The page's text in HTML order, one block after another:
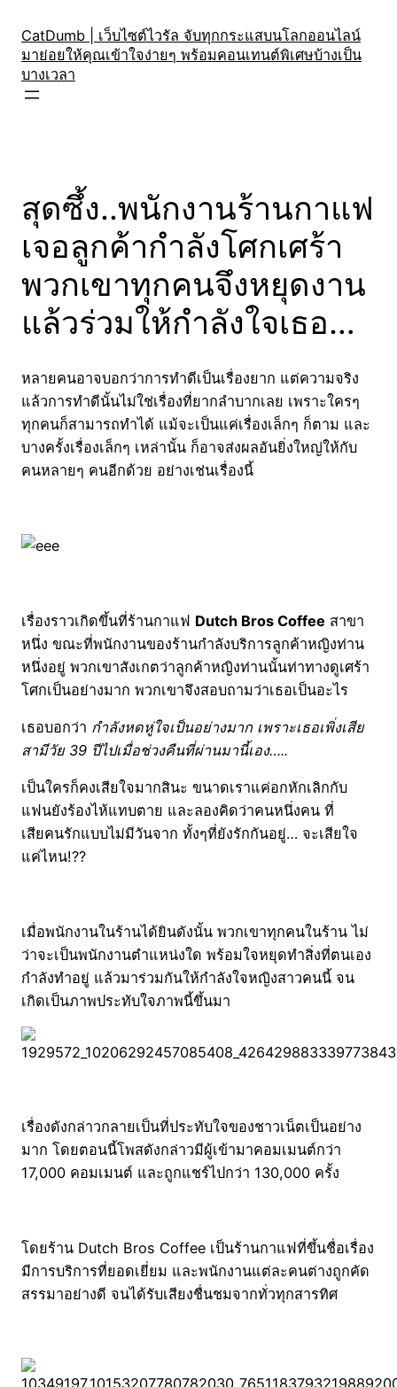
content
CatDumb | เว็บไซต์ไวรัล จับทุกกระแสบนโลกออนไลน์
มาย่อยให้คุณเข้าใจง่ายๆ พร้อมคอนเทนต์พิเศษบ้างเป็น
บางเวลา
สุดซึ้ง..พนักงานร้านกาแฟ
เจอลูกค้ากำลังโศกเศร้า
พวกเขาทุกคนจึงหยุดงาน
แล้วร่วมให้กำลังใจเธอ…
หลายคนอาจบอกว่าการทำดีเป็นเรื่องยาก แต่ความจริง
แล้วการทำดีนั้นไม่ใช่เรื่องที่ยากลำบากเลย เพราะใครๆ
ทุกคนก็สามารถทำได้ แม้จะเป็นแค่เรื่องเล็กๆ ก็ตาม และ
บางครั้งเรื่องเล็กๆ เหล่านั้น ก็อาจส่งผลอันยิ่งใหญ่ให้กับ
คนหลายๆ คนอีกด้วย อย่างเช่นเรื่องนี้
เรื่องราวเกิดขึ้นที่ร้านกาแฟ Dutch Bros Coffee สาขา
หนึ่ง ขณะที่พนักงานของร้านกำลังบริการลูกค้าหญิงท่าน
หนึ่งอยู่ พวกเขาสังเกตว่าลูกค้าหญิงท่านนั้นท่าทางดูเศร้า
โศกเป็นอย่างมาก พวกเขาจึงสอบถามว่าเธอเป็นอะไร
เธอบอกว่า กำลังหดหู่ใจเป็นอย่างมาก เพราะเธอเพิ่งเสีย
สามีวัย 39 ปีไปเมื่อช่วงคืนที่ผ่านมานี้เอง…..
เป็นใครก็คงเสียใจมากสินะ ขนาดเราแค่อกหักเลิกกับ
แฟนยังร้องไห้แทบตาย และลองคิดว่าคนหนึ่งคน ที่
เสียคนรักแบบไม่มีวันจาก ทั้งๆที่ยังรักกันอยู่… จะเสียใจ
แค่ไหน!??
เมื่อพนักงานในร้านได้ยินดังนั้น พวกเขาทุกคนในร้าน ไม่
ว่าจะเป็นพนักงานตำแหน่งใด พร้อมใจหยุดทำสิ่งที่ตนเอง
กำลังทำอยู่ แล้วมาร่วมกันให้กำลังใจหญิงสาวคนนี้ จน
เกิดเป็นภาพประทับใจภาพนี้ขึ้นมา
เรื่องดังกล่าวกลายเป็นที่ประทับใจของชาวเน็ตเป็นอย่าง
มาก โดยตอนนี้โพสดังกล่าวมีผู้เข้ามาคอมเมนต์กว่า
17,000 คอมเมนต์ และถูกแชร์ไปกว่า 130,000 ครั้ง
โดยร้าน Dutch Bros Coffee เป็นร้านกาแฟที่ขึ้นชื่อเรื่อง
มีการบริการที่ยอดเยี่ยม และพนักงานแต่ละคนต่างถูกคัด
สรรมาอย่างดี จนได้รับเสียงชื่นชมจากทั่วทุกสารทิศ